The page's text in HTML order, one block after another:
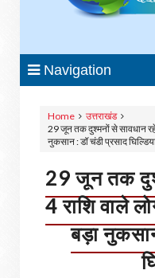
Navigation
Home
उत्तराखंड
29 जून तक दुश्‍मनों से सावधान
नुकसान : डॉ चंडी प्रसाद
29 जून तक
4 राशि वाले
बड़ा